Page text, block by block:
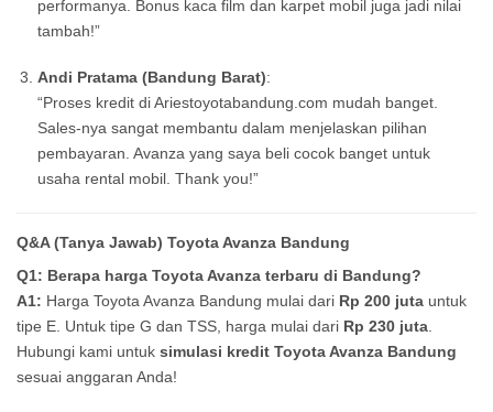
performanya. Bonus kaca film dan karpet mobil juga jadi nilai
tambah!”
Andi Pratama (Bandung Barat):
“Proses kredit di Ariestoyotabandung.com mudah banget.
Sales-nya sangat membantu dalam menjelaskan pilihan
pembayaran. Avanza yang saya beli cocok banget untuk
usaha rental mobil. Thank you!”
Q&A (Tanya Jawab) Toyota Avanza Bandung
Q1: Berapa harga Toyota Avanza terbaru di Bandung?
A1: Harga Toyota Avanza Bandung mulai dari Rp 200 juta untuk
tipe E. Untuk tipe G dan TSS, harga mulai dari Rp 230 juta
Hubungi kami untuk simulasi kredit Toyota Avanza Bandung
sesuai anggaran Anda!